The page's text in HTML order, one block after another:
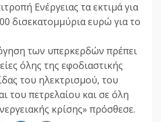
Ενέργειας τα εκτιμά για
δισεκατομμύρια ευρώ για το
των υπερκερδών πρέπει
όλης της εφοδιαστικής
του ηλεκτρισμού, του
του πετρελαίου και σε όλη
κρίσης» πρόσθεσε.